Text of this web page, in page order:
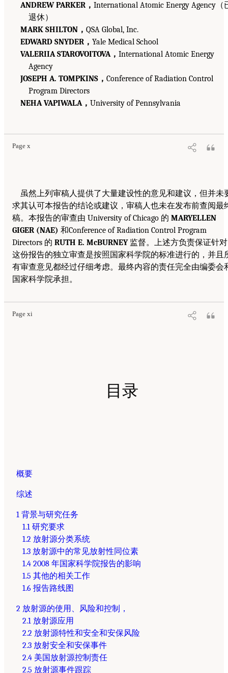
ANDREW PARKER， International Atomic Energy Agency（
退休）
MARK SHILTON， QSA Global, Inc.
EDWARD SNYDER， Yale Medical School
VALERIIA STAROVOITOVA， International Atomic Energy
Agency
JOSEPH A. TOMPKINS， Conference of Radiation Control
Program Directors
NEHA VAPIWALA， University of Pennsylvania
Page x
虽然上列审稿人提供了大量建设性的意见和建议，但并未
求其认可本报告的结论或建议，审稿人也未在发布前查阅最
稿。本报告的审查由 University of Chicago 的 MARYELLEN
GIGER (NAE) 和Conference of Radiation Control Program
Directors 的 RUTH E. McBURNEY监督。上述方负责保证针对
这份报告的独立审查是按照国家科学院的标准进行的，并且
有审查意见都经过仔细考虑。最终内容的责任完全由编委会
国家科学院承担。
Page xi
目录
概要
综述
1 背景与研究任务
1.1 研究要求
1.2 放射源分类系统
1.3 放射源中的常见放射性同位素
1.4 2008 年国家科学院报告的影响
1.5 其他的相关工作
1.6 报告路线图
2 放射源的使用、风险和控制，
2.1 放射源应用
2.2 放射源特性和安全和安保风险
2.3 放射安全和安保事件
2.4 美国放射源控制责任
2.5 放射源事件跟踪